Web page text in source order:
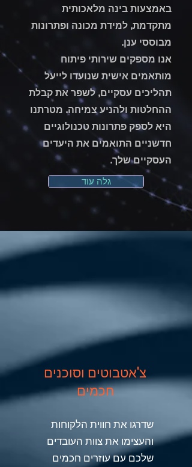
באמצעות בינה מלאכותית
מתקדמת, למידת מכונה ופתרונות
מבוססי ענן.
אנו מספקים שירותי פיתוח
מותאמים אישית שנועדו לייעל
תהליכים עסקיים, לשפר את קבלת
ההחלטות ולהניע צמיחה. מטרתנו
היא לספק פתרונות טכנולוגיים
חדשניים התואמים את היעדים
העסקיים שלך.
גלה עוד
צ'אטבוטים וסוכנים
חכמים
שדרגו את חווית הלקוחות
והעצימו את צוות העובדים
שלכם עם עוזרים חכמים